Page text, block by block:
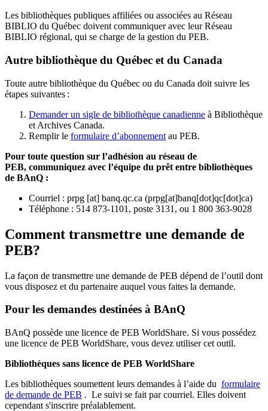
Les bibliothèques publiques affiliées ou associées au Réseau
BIBLIO du Québec doivent communiquer avec leur Réseau
BIBLIO régional, qui se charge de la gestion du PEB.
Autre bibliothèque du Québec et du Canada
Toute autre bibliothèque du Québec ou du Canada doit suivre les
étapes suivantes :
Demander un sigle de bibliothèque canadienne à Bibliothèque
et Archives Canada.
Remplir le formulaire d’abonnement au PEB.
Pour toute question sur l’adhésion au réseau de
PEB, communiquez avec l’équipe du prêt entre bibliothèques
de BAnQ :
Courriel : prpg [at] banq.qc.ca (prpg[at]banq[dot]qc[dot]ca)
Téléphone : 514 873-1101, poste 3131, ou 1 800 363-9028
Comment transmettre une demande de
PEB?
La façon de transmettre une demande de PEB dépend de l’outil dont
vous disposez et du partenaire auquel vous faites la demande.
Pour les demandes destinées à BAnQ
BAnQ possède une licence de PEB WorldShare. Si vous possédez
une licence de PEB WorldShare, vous devez utiliser cet outil.
Bibliothèques sans licence de PEB WorldShare
Les bibliothèques soumettent leurs demandes à l’aide du formulaire
de demande de PEB . Le suivi se fait par courriel. Elles doivent
cependant s'inscrire préalablement.